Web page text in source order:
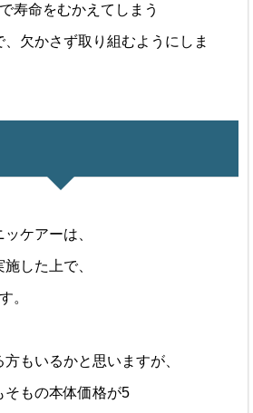
寿命をむかえてしまう
欠かさず取り組むようにしま
ケアーは、
した上で、
。
もいるかと思いますが、
そもの本体価格が5